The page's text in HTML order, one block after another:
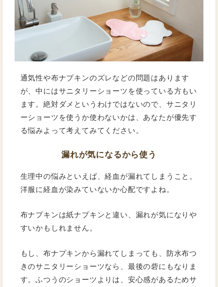
通気性や布ナプキンのズレなどの問題はあります
が、中にはサニタリーショーツを使っている方もい
ます。絶対ダメというわけではないので、サニタリ
ーショーツを使うか使わないかは、あなたが優先す
る悩みよって考えてみてください。
漏れが気になるから使う
生理中の悩みといえば、経血が漏れてしまうこと。
洋服に経血が染みていないか心配ですよね。
布ナプキンは紙ナプキンと違い、漏れが気になりや
すいかもしれません。
もし、布ナプキンから漏れてしまっても、防水布つ
きのサニタリーショーツなら、最後の砦にもなりま
す。ふつうのショーツよりは、安心感があるためサ